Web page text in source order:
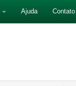
Ajuda Contato